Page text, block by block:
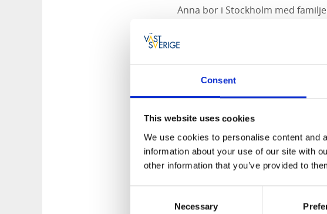
Consent
This website uses cookies
We use cookies to personalise content and
information about your use of our site with
other information that you’ve provided to
Necessary
Anna bor i Stockholm med
- Nu verkar det som jag kanske
och pratade med en person från
upp nära saltvattnet är det
riktigt samma hav här i
Prisskåpet börjar bli fullt – vart
- Jag får väl diskutera med min
mig mycket glad.